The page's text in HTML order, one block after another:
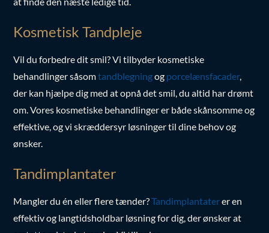
at finde den næste ledige tid.
Kosmetisk Tandpleje
Vil du forbedre dit smil? Vi tilbyder kosmetiske
behandlinger såsom
tandblegning og porcelænsfacader ,
der kan hjælpe dig med at opnå det smil, du altid har drømt
om. Vores kosmetiske behandlinger er både skånsomme og
effektive, og vi skræddersyr løsninger til dine behov og
ønsker.
Tandimplantater
Mangler du én eller flere tænder? Tandimplantater
effektiv og langtidsholdbar løsning for dig, der ønsker at